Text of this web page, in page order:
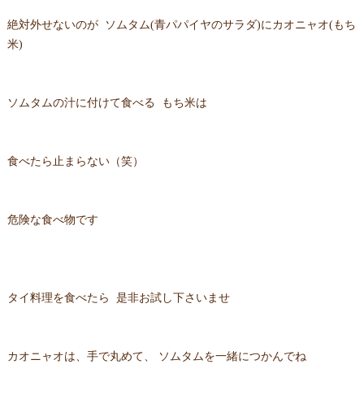
絶対外せないのが ソムタム(青パパイヤのサラダ)にカオニャオ(もち
米)
ソムタムの汁に付けて食べる もち米は
食べたら止まらない（笑）
危険な食べ物です
タイ料理を食べたら 是非お試し下さいませ
カオニャオは、手で丸めて、 ソムタムを一緒につかんでね